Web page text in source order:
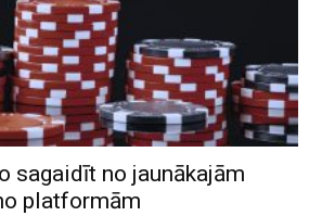
sagaidīt no jaunākajām
platformām